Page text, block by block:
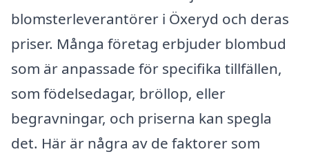
blomsterleverantörer i Öxeryd och deras
priser. Många företag erbjuder blombud
som är anpassade för specifika tillfällen,
som födelsedagar, bröllop, eller
begravningar, och priserna kan spegla
det. Här är några av de faktorer som